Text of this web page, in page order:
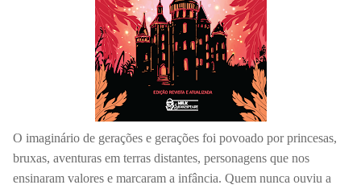
O imaginário de gerações e gerações foi povoado por princesas,
bruxas, aventuras em terras distantes, personagens que nos
ensinaram valores e marcaram a infância. Quem nunca ouviu a